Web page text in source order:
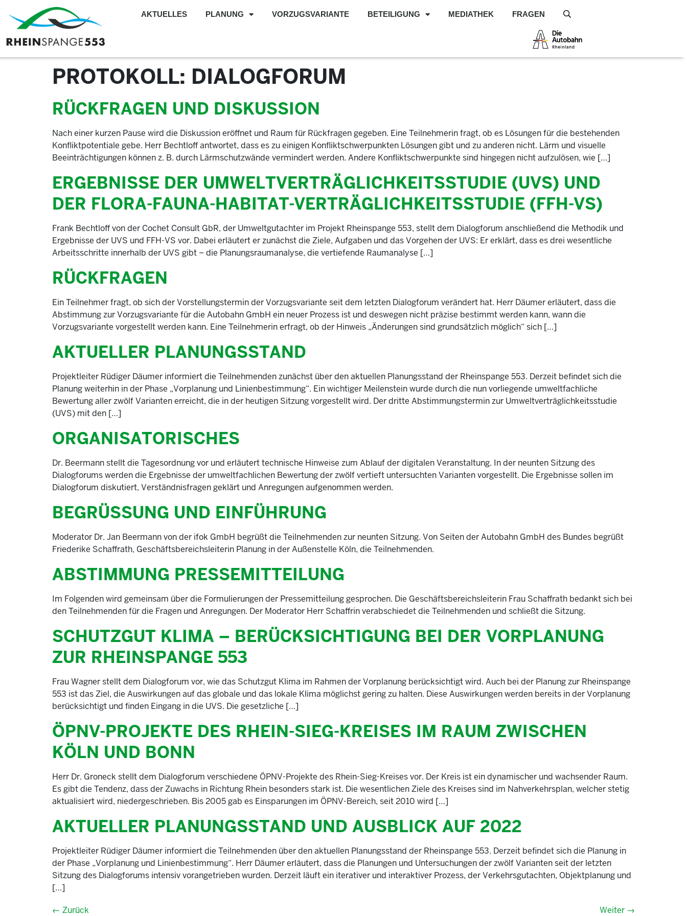
AKTUELLES PLANUNG VORZUGSVARIANTE BETEILIGUNG MEDIATHEK FRAGEN
PROTOKOLL: DIALOGFORUM
RÜCKFRAGEN UND DISKUSSION
Nach einer kurzen Pause wird die Diskussion eröffnet und Raum für Rückfragen gegeben. Eine Teilnehmerin fragt, ob es Lösungen für die bestehenden
Konfliktpotentiale gebe. Herr Bechtloff antwortet, dass es zu einigen Konfliktschwerpunkten Lösungen gibt und zu anderen nicht. Lärm und visuelle
Beeinträchtigungen können z. B. durch Lärmschutzwände vermindert werden. Andere Konfliktschwerpunkte sind hingegen nicht aufzulösen, wie […]
ERGEBNISSE DER UMWELTVERTRÄGLICHKEITSSTUDIE (UVS) UND
DER FLORA-FAUNA-HABITAT-VERTRÄGLICHKEITSSTUDIE (FFH-VS)
Frank Bechtloff von der Cochet Consult GbR, der Umweltgutachter im Projekt Rheinspange 553, stellt dem Dialogforum anschließend die Methodik und
Ergebnisse der UVS und FFH-VS vor. Dabei erläutert er zunächst die Ziele, Aufgaben und das Vorgehen der UVS: Er erklärt, dass es drei wesentliche
Arbeitsschritte innerhalb der UVS gibt – die Planungsraumanalyse, die vertiefende Raumanalyse […]
RÜCKFRAGEN
Ein Teilnehmer fragt, ob sich der Vorstellungstermin der Vorzugsvariante seit dem letzten Dialogforum verändert hat. Herr Däumer erläutert, dass die
Abstimmung zur Vorzugsvariante für die Autobahn GmbH ein neuer Prozess ist und deswegen nicht präzise bestimmt werden kann, wann die
Vorzugsvariante vorgestellt werden kann. Eine Teilnehmerin erfragt, ob der Hinweis „Änderungen sind grundsätzlich möglich“ sich […]
AKTUELLER PLANUNGSSTAND
Projektleiter Rüdiger Däumer informiert die Teilnehmenden zunächst über den aktuellen Planungsstand der Rheinspange 553. Derzeit befindet sich die
Planung weiterhin in der Phase „Vorplanung und Linienbestimmung“. Ein wichtiger Meilenstein wurde durch die nun vorliegende umweltfachliche
Bewertung aller zwölf Varianten erreicht, die in der heutigen Sitzung vorgestellt wird. Der dritte Abstimmungstermin zur Umweltverträglichkeitsstudie
(UVS) mit den […]
ORGANISATORISCHES
Dr. Beermann stellt die Tagesordnung vor und erläutert technische Hinweise zum Ablauf der digitalen Veranstaltung. In der neunten Sitzung des
Dialogforums werden die Ergebnisse der umweltfachlichen Bewertung der zwölf vertieft untersuchten Varianten vorgestellt. Die Ergebnisse sollen im
Dialogforum diskutiert, Verständnisfragen geklärt und Anregungen aufgenommen werden.
BEGRÜSSUNG UND EINFÜHRUNG
Moderator Dr. Jan Beermann von der ifok GmbH begrüßt die Teilnehmenden zur neunten Sitzung. Von Seiten der Autobahn GmbH des Bundes begrüßt
Friederike Schaffrath, Geschäftsbereichsleiterin Planung in der Außenstelle Köln, die Teilnehmenden.
ABSTIMMUNG PRESSEMITTEILUNG
Im Folgenden wird gemeinsam über die Formulierungen der Pressemitteilung gesprochen. Die Geschäftsbereichsleiterin Frau Schaffrath bedankt sich bei
den Teilnehmenden für die Fragen und Anregungen. Der Moderator Herr Schaffrin verabschiedet die Teilnehmenden und schließt die Sitzung.
SCHUTZGUT KLIMA – BERÜCKSICHTIGUNG BEI DER VORPLANUNG
ZUR RHEINSPANGE 553
Frau Wagner stellt dem Dialogforum vor, wie das Schutzgut Klima im Rahmen der Vorplanung berücksichtigt wird. Auch bei der Planung zur Rheinspange
553 ist das Ziel, die Auswirkungen auf das globale und das lokale Klima möglichst gering zu halten. Diese Auswirkungen werden bereits in der Vorplanung
berücksichtigt und finden Eingang in die UVS. Die gesetzliche […]
ÖPNV-PROJEKTE DES RHEIN-SIEG-KREISES IM RAUM ZWISCHEN
KÖLN UND BONN
Herr Dr. Groneck stellt dem Dialogforum verschiedene ÖPNV-Projekte des Rhein-Sieg-Kreises vor. Der Kreis ist ein dynamischer und wachsender Raum.
Es gibt die Tendenz, dass der Zuwachs in Richtung Rhein besonders stark ist. Die wesentlichen Ziele des Kreises sind im Nahverkehrsplan, welcher stetig
aktualisiert wird, niedergeschrieben. Bis 2005 gab es Einsparungen im ÖPNV-Bereich, seit 2010 wird […]
AKTUELLER PLANUNGSSTAND UND AUSBLICK AUF 2022
Projektleiter Rüdiger Däumer informiert die Teilnehmenden über den aktuellen Planungsstand der Rheinspange 553. Derzeit befindet sich die Planung in
der Phase „Vorplanung und Linienbestimmung“. Herr Däumer erläutert, dass die Planungen und Untersuchungen der zwölf Varianten seit der letzten
Sitzung des Dialogforums intensiv vorangetrieben wurden. Derzeit läuft ein iterativer und interaktiver Prozess, der Verkehrsgutachten, Objektplanung und
[…]
← Zurück Weiter →